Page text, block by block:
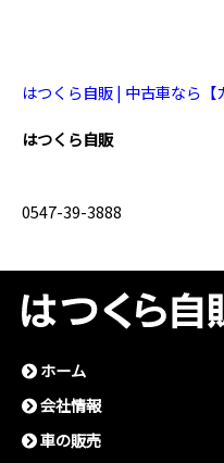
はつくら自販 | 中古車なら
はつくら自販
0547-39-3888
ホーム
会社情報
⾞の販売